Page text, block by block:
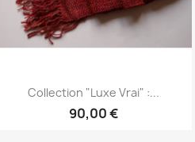
Aperçu rapide
Collection "Luxe Vrai" :...
90,00 €